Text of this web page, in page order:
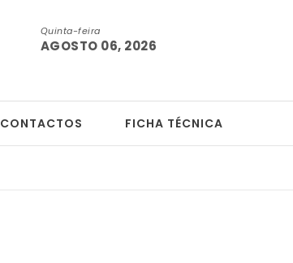
Quinta-feira
AGOSTO 06, 2026
CONTACTOS FICHA TÉCNICA